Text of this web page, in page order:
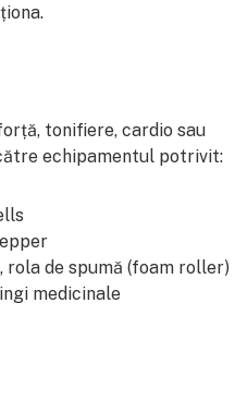
tonifiere, cardio sau
echipamentul potrivit:
de spumă (foam roller)
medicinale